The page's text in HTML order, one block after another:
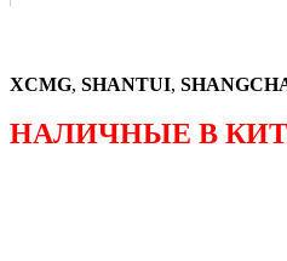
XCMG, SHANTUI,
НАЛИЧНЫЕ В